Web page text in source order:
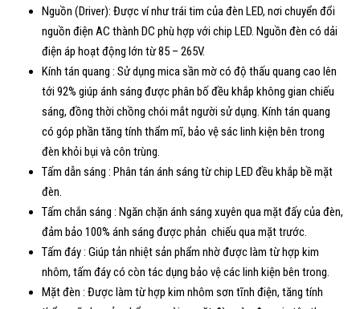
Nguồn (Driver): Được ví như trái tim của đèn LED, nơi chuyển đổi
nguồn điện AC thành DC phù hợp với chip LED. Nguồn đèn có dải
điện áp hoạt động lớn từ 85 – 265V.
Kính tán quang : Sử dụng mica sần mờ có độ thấu quang cao lên
tới 92% giúp ánh sáng được phân bố đều khắp không gian chiếu
sáng, đồng thời chồng chói mắt người sử dụng. Kính tán quang
có góp phần tăng tính thẩm mĩ, bảo vệ sác linh kiện bên trong
đèn khỏi bụi và côn trùng.
Tấm dẫn sáng : Phân tán ánh sáng từ chip LED đều khắp bề mặt
đèn.
Tấm chắn sáng : Ngăn chặn ánh sáng xuyên qua mặt đấy của đèn,
đảm bảo 100% ánh sáng được phản chiếu qua mặt trước.
Tấm đáy : Giúp tản nhiệt sản phẩm nhờ được làm từ hợp kim
nhôm, tấm đáy có còn tác dụng bảo vệ các linh kiện bên trong.
Mặt đèn : Được làm từ hợp kim nhôm sơn tĩnh điện, tăng tính